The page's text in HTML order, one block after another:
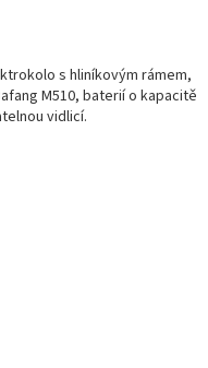
s hliníkovým rámem,
M510, baterií o kapacitě
vidlicí.